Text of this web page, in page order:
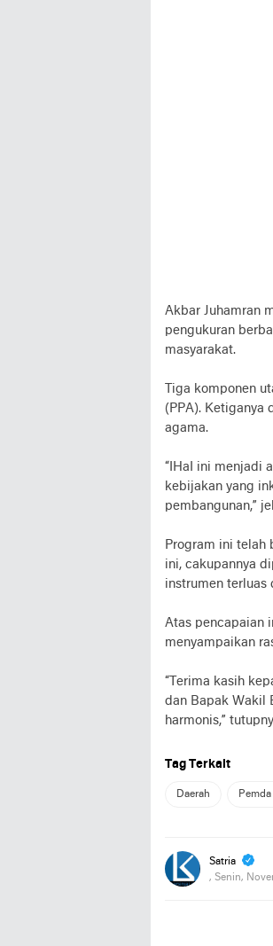
Akbar Juhamran
pengukuran
masyarakat.
Tiga komponen
(PPA). Ketiganya
agama.
“IHaI ini menjadi
kebijakan yang
pembangunan,”
Program ini telah
ini, cakupannya
instrumen terluas
Atas pencapaian
menyampaikan
“Terima kasih
dan Bapak Wakil
harmonis,”
Tag Terkait
Daerah
Satria
, Senin,